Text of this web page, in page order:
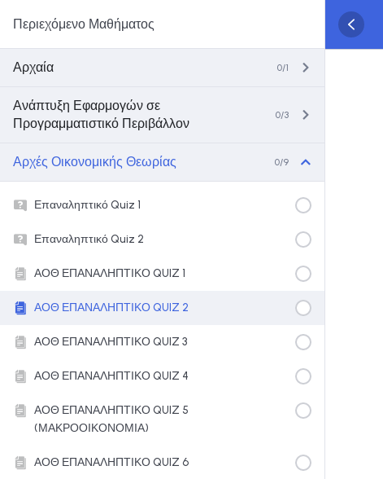
Περιεχόμενο Μαθήματος
Αρχαία 0/1
Ανάπτυξη Εφαρμογών σε
Προγραμματιστικό Περιβάλλον
0/3
Αρχές Οικονομικής Θεωρίας 0/9
Επαναληπτικό Quiz 1
Επαναληπτικό Quiz 2
ΑΟΘ ΕΠΑΝΑΛΗΠΤΙΚΟ QUIZ 1
ΑΟΘ ΕΠΑΝΑΛΗΠΤΙΚΟ QUIZ 2
ΑΟΘ ΕΠΑΝΑΛΗΠΤΙΚΟ QUIZ 3
ΑΟΘ ΕΠΑΝΑΛΗΠΤΙΚΟ QUIZ 4
ΑΟΘ ΕΠΑΝΑΛΗΠΤΙΚΟ QUIZ 5
(ΜΑΚΡΟΟΙΚΟΝΟΜΙΑ)
ΑΟΘ ΕΠΑΝΑΛΗΠΤΙΚΟ QUIZ 6